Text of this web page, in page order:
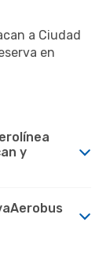
a Ciudad
en
y